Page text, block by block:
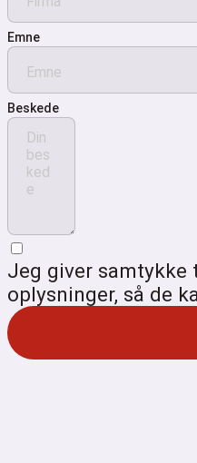
Emne
Beskede
Jeg giver samtykke
oplysninger, så de